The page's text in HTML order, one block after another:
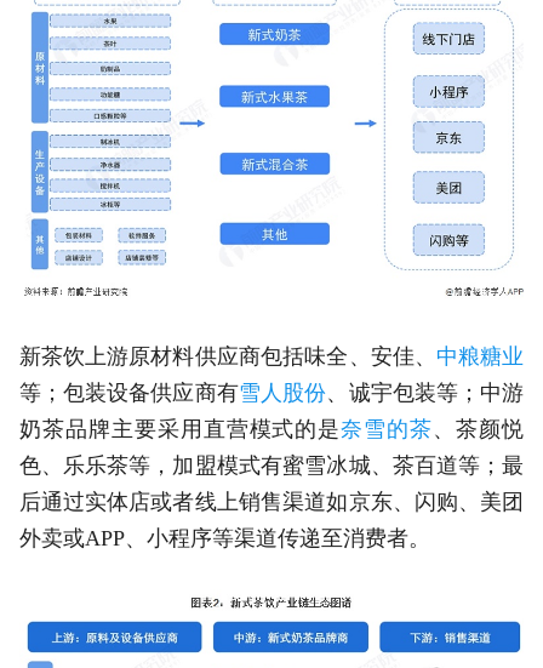
新茶饮上游原材料供应商包括味全、安佳、 中粮糖业
等；包装设备供应商有雪人股份、诚宇包装等；中游
奶茶品牌主要采用直营模式的是奈雪的茶、茶颜悦
色、乐乐茶等，加盟模式有蜜雪冰城、茶百道等；最
后通过实体店或者线上销售渠道如京东、闪购、美团
外卖或APP、小程序等渠道传递至消费者。